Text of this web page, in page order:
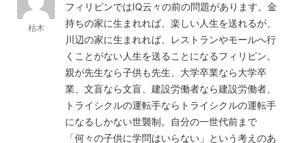
枯木
フィリピンではIQ云々の前の問題があります。金
持ちの家に生まれれば、楽しい人生を送れるが、
川辺の家に生まれれば、レストランやモールへ行
くことがない人生を送ることになるフィリピン。
親が先生なら子供も先生、大学卒業なら大学卒
業、文盲なら文盲、建設労働者なら建設労働者、
トライシクルの運転手ならトライシクルの運転手
になるしかない世襲制。自分の一世代前まで
「何々の子供に学問はいらない」という考えのあ